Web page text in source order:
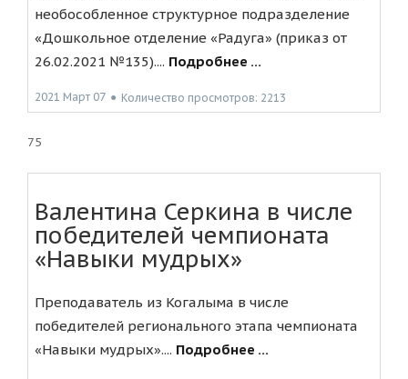
необособленное структурное подразделение
«Дошкольное отделение «Радуга» (приказ от
26.02.2021 №135).... Подробнее ...
2021 Март 07 ● Количество просмотров: 2213
75
Валентина Серкина в числе
победителей чемпионата
«Навыки мудрых»
Преподаватель из Когалыма в числе
победителей регионального этапа чемпионата
«Навыки мудрых».... Подробнее ...